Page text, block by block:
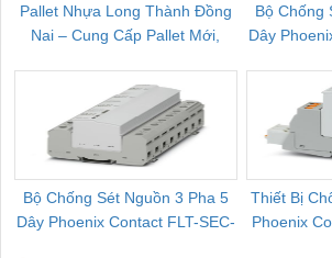
Pallet Nhựa Long Thành Đồng
Nai – Cung Cấp Pallet Mới,
Bộ Chống
Dây
Bộ Chống Sét Nguồn 3 Pha 5
Dây Phoenix Contact FLT-SEC-
Thiết Bị
Phoenix